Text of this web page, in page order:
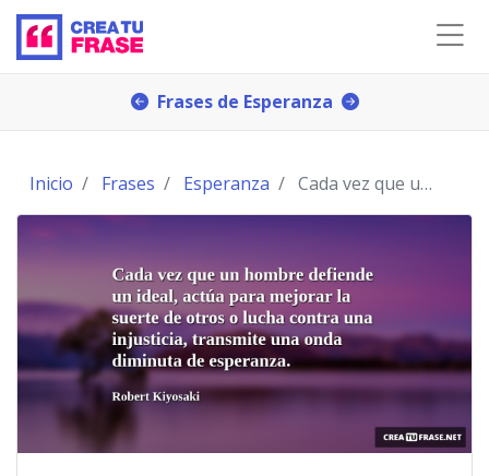
Frases de Esperanza
Inicio Frases Esperanza Cada vez que un hombre defiende un ideal, actúa p